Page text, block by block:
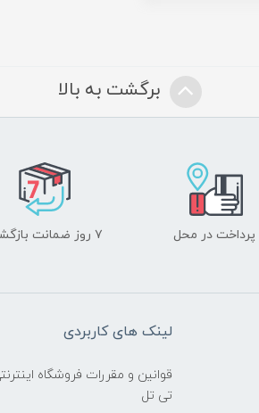
برگشت به بالا
پرداخت در محل ۷ روز ضمانت بازگشت
لینک های کاربردی
قوانین و مقررات فروشگاه
تی تل